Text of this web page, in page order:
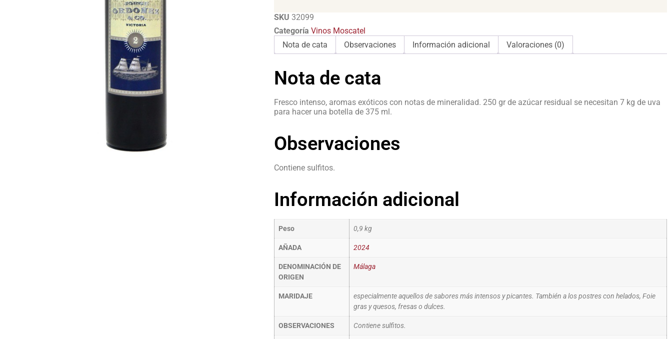
SKU 32099
Categoría Vinos Moscatel
Nota de cata
Observaciones Información adicional Valoraciones (0)
Nota de cata
Fresco intenso, aromas exóticos con notas de mineralidad. 250 gr de azúcar residual se necesitan 7 kg de uva
para hacer una botella de 375 ml.
Observaciones
Contiene sulfitos.
Información adicional
Peso 0,9 kg
AÑADA 2024
DENOMINACIÓN DE
ORIGEN
Málaga
MARIDAJE
especialmente aquellos de sabores más intensos y picantes. También a los postres con helados, Foie
gras y quesos, fresas o dulces.
OBSERVACIONES Contiene sulfitos.